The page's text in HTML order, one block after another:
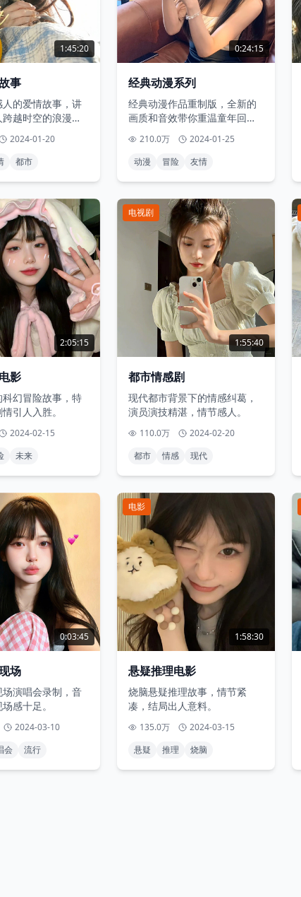
1:45:20
事
的爱情故事，讲
越时空的浪漫邂
2024-01-20
都市
0:24:15
经典动漫系列
经典动漫作品重制版，全新的
画质和音效带你重温童年回
210.0万
2024-01-25
动漫
冒险 友情
2:05:15
影
幻冒险故事，特
引人入胜。
2024-02-15
未来
1:55:40
电视剧
都市情感剧
现代都市背景下的情感纠葛，
演员演技精湛，情节感人。
110.0万
2024-02-20
都市
情感 现代
0:03:45
场
演唱会录制，音
感十足。
2024-03-10
会 流行
1:58:30
电影
悬疑推理电影
烧脑悬疑推理故事，情节紧
凑，结局出人意料。
135.0万
2024-03-15
悬疑
推理 烧脑